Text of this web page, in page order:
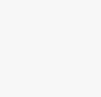
Ковер